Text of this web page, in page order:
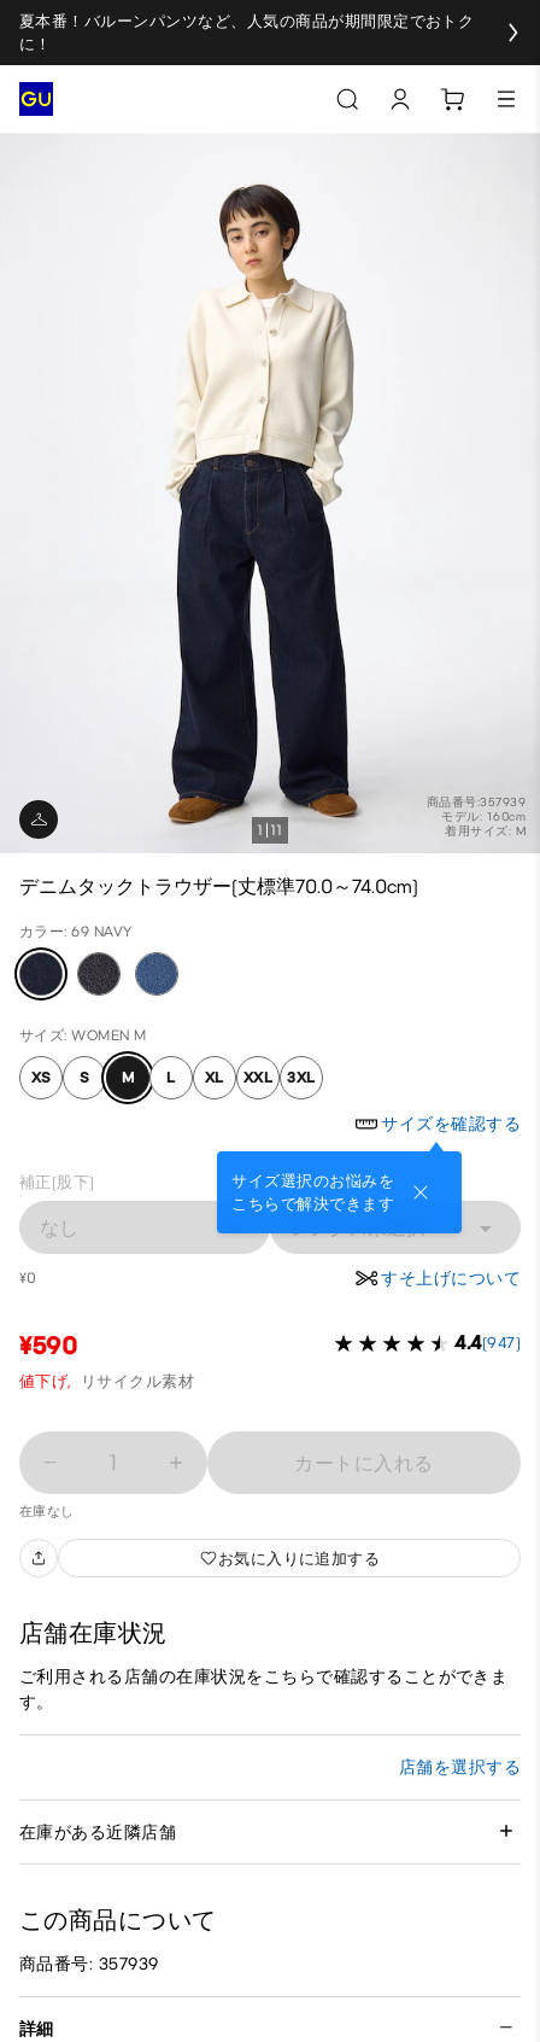
夏本番！バルーンパンツなど、人気の商品が期間限定でおトク
に！
商品番号:357939
モデル: 160cm
着用サイズ: M
1 11
デニムタックトラウザー(丈標準70.0～74.0cm)
カラー: 69 NAVY
サイズ: WOMEN M
XS S M L XL XXL 3XL
サイズを確認する
サイズ選択のお悩みを
こちらで解決できます
補正(股下)
なし レングス未選択
¥0 すそ上げについて
¥590 4.4(947)
値下げ, リサイクル素材
1 カートに入れる
在庫なし
お気に入りに追加する
店舗在庫状況
ご利用される店舗の在庫状況をこちらで確認することができま
す。
店舗を選択する
在庫がある近隣店舗
この商品について
商品番号: 357939
詳細